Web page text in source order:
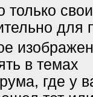
только
для
в темах
где у